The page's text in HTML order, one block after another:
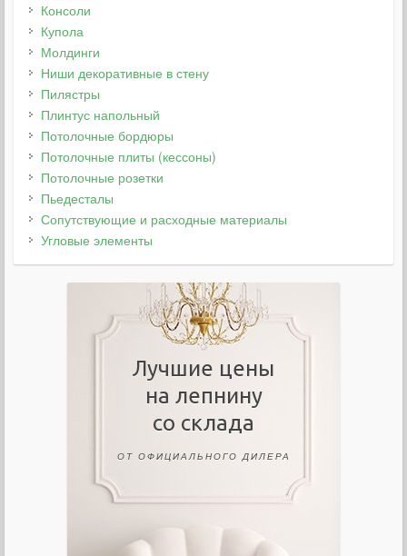
Консоли
Купола
Молдинги
Ниши декоративные в стену
Пилястры
Плинтус напольный
Потолочные бордюры
Потолочные плиты (кессоны)
Потолочные розетки
Пьедесталы
Сопутствующие и расходные материалы
Угловые элементы
Лучшие цены
на лепнину
со склада
ОТ ОФИЦИАЛЬНОГО ДИЛЕРА